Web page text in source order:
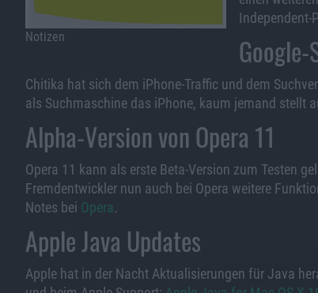
Notizen
Independent-
Chitika hat sich dem iPhone-Traffic und dem
als Suchmaschine das iPhone, kaum jemand stellt
Alpha-Version von Opera 11
Opera 11 kann als erste Beta-Version zum Testen
Fremdentwickler nun auch bei Opera weitere
Notes bei Opera.
Apple Java Updates
Apple hat in der Nacht Aktualisierungen für Java